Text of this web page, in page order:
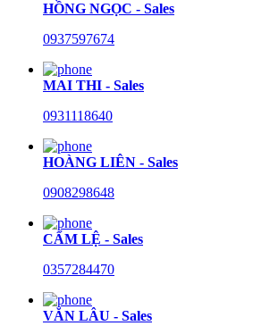
HỒNG NGỌC - Sales
0937597674
MAI THI - Sales
0931118640
HOÀNG LIÊN - Sales
0908298648
CẨM LỆ - Sales
0357284470
VĂN LÂU - Sales